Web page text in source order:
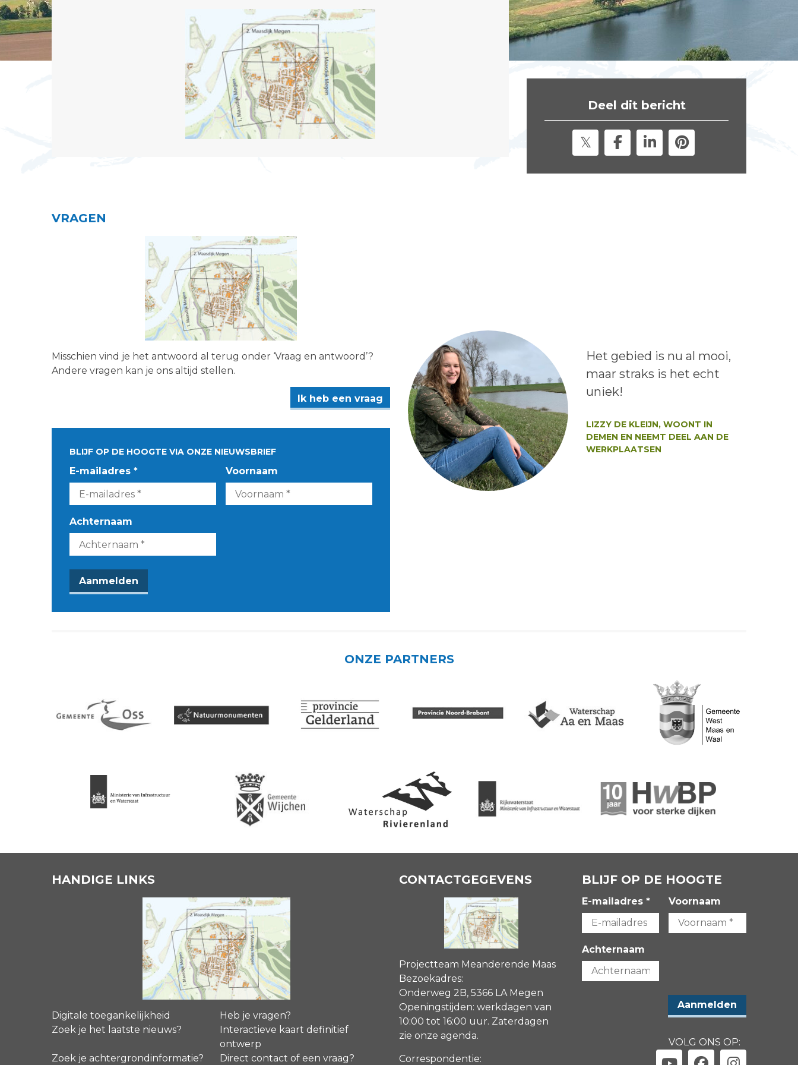
Deel dit bericht
VRAGEN
Misschien vind je het antwoord al terug onder ‘Vraag en antwoord’?
Andere vragen kan je ons altijd stellen.
Ik heb een vraag
BLIJF OP DE HOOGTE VIA ONZE NIEUWSBRIEF
E-mailadres * Voornaam
Achternaam
Lees het bericht:
Het gebied is nu al mooi,
maar straks is het echt
uniek!
LIZZY DE KLEIJN, WOONT IN
DEMEN EN NEEMT DEEL AAN DE
WERKPLAATSEN
ONZE PARTNERS
HANDIGE LINKS
Digitale toegankelijkheid
Heb je vragen?
Zoek je het laatste nieuws?
Interactieve kaart definitief
ontwerp
Zoek je achtergrondinformatie?
Direct contact of een vraag?
CONTACTGEGEVENS
Projectteam Meanderende Maas
Bezoekadres:
Onderweg 2B, 5366 LA Megen
Openingstijden: werkdagen van
10:00 tot 16:00 uur. Zaterdagen
zie onze agenda.
Correspondentie:
BLIJF OP DE HOOGTE
E-mailadres * Voornaam
Achternaam
VOLG ONS OP: